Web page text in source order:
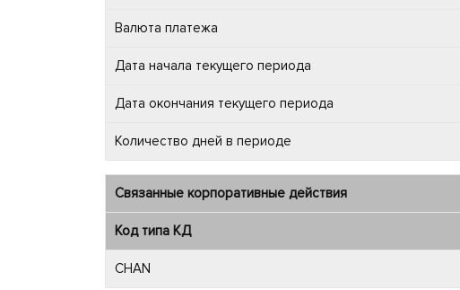
Валюта платежа
Дата начала текущего периода
Дата окончания текущего периода
Количество дней в периоде
Связанные корпоративные действия
Код типа КД
CHAN